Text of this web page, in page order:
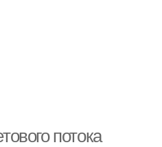
потока